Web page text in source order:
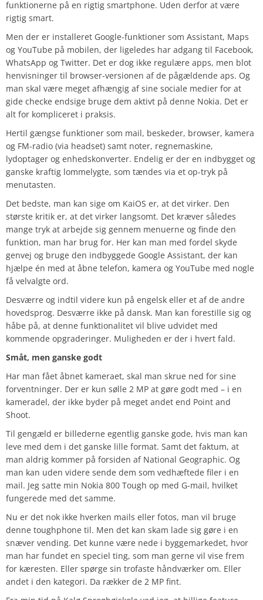
funktionerne på en rigtig smartphone. Uden derfor at være
rigtig smart.
Men der er installeret Google-funktioner som Assistant, Maps
og YouTube på mobilen, der ligeledes har adgang til Facebook,
WhatsApp og Twitter. Det er dog ikke regulære apps, men blot
henvisninger til browser-versionen af de pågældende aps. Og
man skal være meget afhængig af sine sociale medier for at
gide checke endsige bruge dem aktivt på denne Nokia. Det er
alt for kompliceret i praksis.
Hertil gængse funktioner som mail, beskeder, browser, kamera
og FM-radio (via headset) samt noter, regnemaskine,
lydoptager og enhedskonverter. Endelig er der en indbygget og
ganske kraftig lommelygte, som tændes via et op-tryk på
menutasten.
Det bedste, man kan sige om KaiOS er, at det virker. Den
største kritik er, at det virker langsomt. Det kræver således
mange tryk at arbejde sig gennem menuerne og finde den
funktion, man har brug for. Her kan man med fordel skyde
genvej og bruge den indbyggede Google Assistant, der kan
hjælpe én med at åbne telefon, kamera og YouTube med nogle
få velvalgte ord.
Desværre og indtil videre kun på engelsk eller et af de andre
hovedsprog. Desværre ikke på dansk. Man kan forestille sig og
håbe på, at denne funktionalitet vil blive udvidet med
kommende opgraderinger. Muligheden er der i hvert fald.
Småt, men ganske godt
Har man fået åbnet kameraet, skal man skrue ned for sine
forventninger. Der er kun sølle 2 MP at gøre godt med – i en
kameradel, der ikke byder på meget andet end Point and
Shoot.
Til gengæld er billederne egentlig ganske gode, hvis man kan
leve med dem i det ganske lille format. Samt det faktum, at
man aldrig kommer på forsiden af National Geographic. Og
man kan uden videre sende dem som vedhæftede filer i en
mail. Jeg satte min Nokia 800 Tough op med G-mail, hvilket
fungerede med det samme.
Nu er det nok ikke hverken mails eller fotos, man vil bruge
denne toughphone til. Men det kan skam lade sig gøre i en
snæver vending. Det kunne være nede i byggemarkedet, hvor
man har fundet en speciel ting, som man gerne vil vise frem
for kæresten. Eller spørge sin trofaste håndværker om. Eller
andet i den kategori. Da rækker de 2 MP fint.